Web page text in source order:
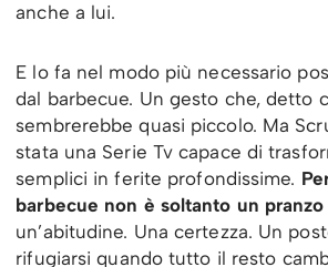
anche a lui.
E lo fa nel modo più necessario
dal barbecue. Un gesto che, detto
sembrerebbe quasi piccolo. Ma
stata una Serie Tv capace di
semplici in ferite profondissime.
barbecue non è soltanto un
un’abitudine. Una certezza. Un
rifugiarsi quando tutto il resto